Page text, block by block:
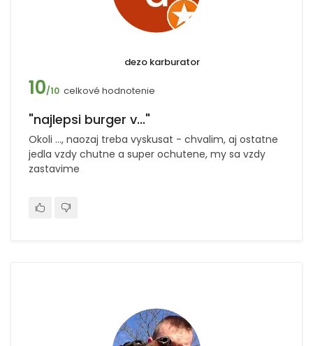
dezo karburator
10/10 celkové hodnotenie
"najlepsi burger v..."
Okoli ..., naozaj treba vyskusat - chvalim, aj ostatne
jedla vzdy chutne a super ochutene, my sa vzdy
zastavime